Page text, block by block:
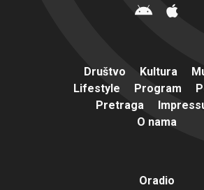
Društvo Kultura
Lifestyle
Program
Pretraga
O nama
Oradio